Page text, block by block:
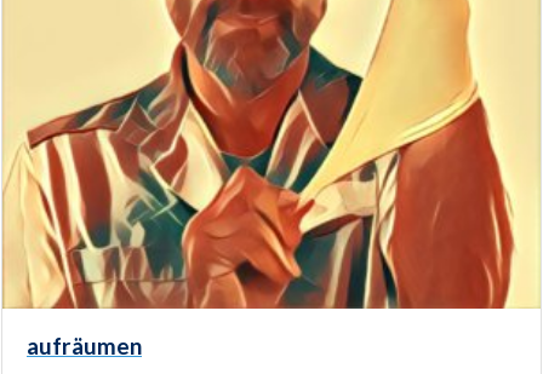
aufräumen